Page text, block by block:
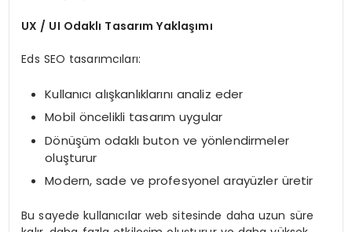
UX / UI Odaklı Tasarım Yaklaşımı
Eds SEO tasarımcıları:
Kullanıcı alışkanlıklarını analiz eder
Mobil öncelikli tasarım uygular
Dönüşüm odaklı buton ve yönlendirmeler
oluşturur
Modern, sade ve profesyonel arayüzler üretir
Bu sayede kullanıcılar web sitesinde daha uzun süre